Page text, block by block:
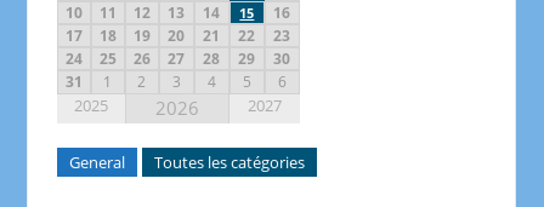
10
11 12 13 14 15
16
17
18 19 20 21 22
23
24
25 26 27 28 29
30
31
1 2 3 4 5 6
2025 2026 2027
General Toutes les catégories